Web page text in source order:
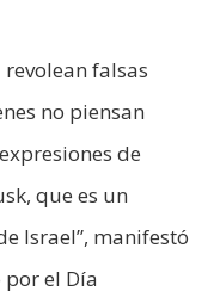
falsas
no piensan
de
que es un
Israel”, manifestó
el Día